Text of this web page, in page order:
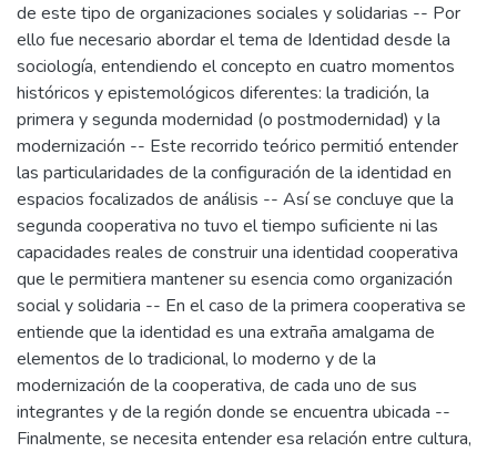
de este tipo de organizaciones sociales y solidarias -- Por
ello fue necesario abordar el tema de Identidad desde la
sociología, entendiendo el concepto en cuatro momentos
históricos y epistemológicos diferentes: la tradición, la
primera y segunda modernidad (o postmodernidad) y la
modernización -- Este recorrido teórico permitió entender
las particularidades de la configuración de la identidad en
espacios focalizados de análisis -- Así se concluye que la
segunda cooperativa no tuvo el tiempo suficiente ni las
capacidades reales de construir una identidad cooperativa
que le permitiera mantener su esencia como organización
social y solidaria -- En el caso de la primera cooperativa se
entiende que la identidad es una extraña amalgama de
elementos de lo tradicional, lo moderno y de la
modernización de la cooperativa, de cada uno de sus
integrantes y de la región donde se encuentra ubicada --
Finalmente, se necesita entender esa relación entre cultura,